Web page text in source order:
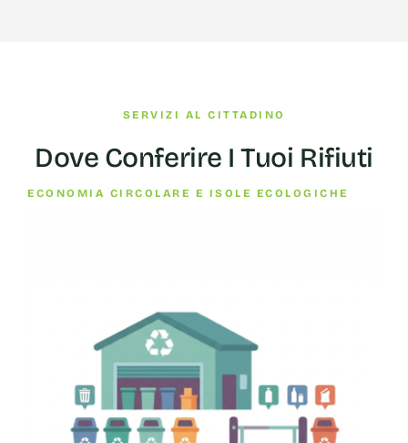
SERVIZI AL CITTADINO
Dove Conferire I Tuoi Rifiuti
ECONOMIA CIRCOLARE E ISOLE ECOLOGICHE